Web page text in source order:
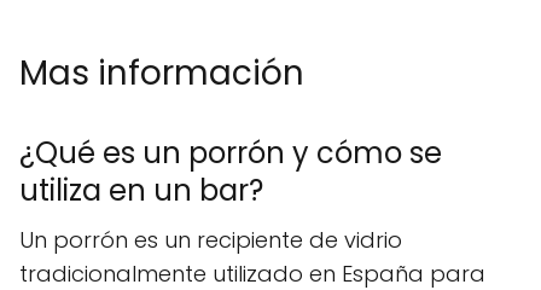
Mas información
¿Qué es un porrón y cómo se
utiliza en un bar?
Un porrón es un recipiente de vidrio
tradicionalmente utilizado en España para